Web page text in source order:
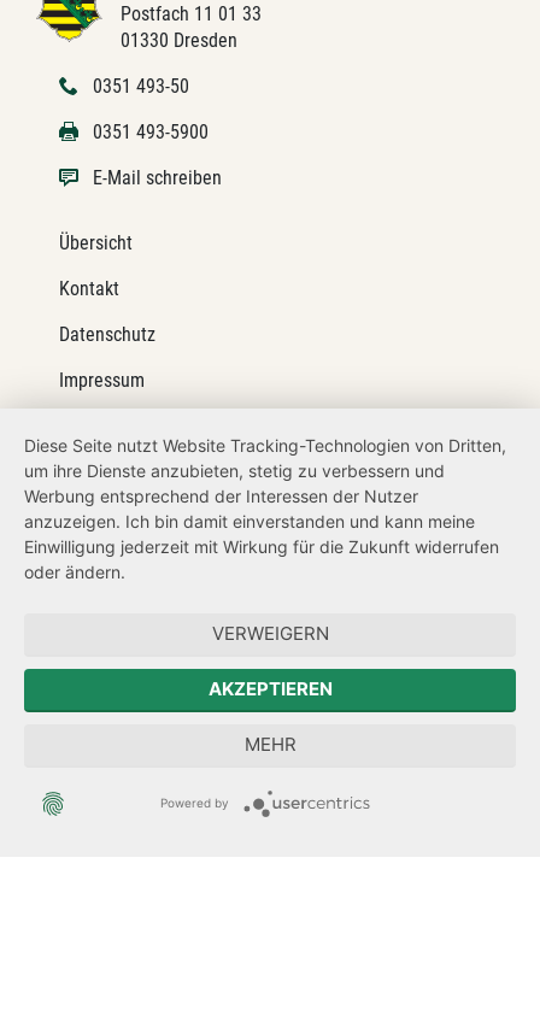
Postfach 11 01 33
01330 Dresden
0351 493-50
0351 493-5900
E-Mail schreiben
Übersicht
Kontakt
Datenschutz
Impressum
Netiquette
Transparenzanspruch
Hinweisgeberschutz
Forum Mitteleuropa
Der Sächsische Integrationsbeauftragte
Sächsische Landesbeauftragte zur Aufarbeitung der SED-
Diese Seite nutzt Website Tracking-Technologien von Dritten,
um ihre Dienste anzubieten, stetig zu verbessern und
Werbung entsprechend der Interessen der Nutzer
anzuzeigen. Ich bin damit einverstanden und kann meine
Einwilligung jederzeit mit Wirkung für die Zukunft widerrufen
oder ändern.
VERWEIGERN
AKZEPTIEREN
MEHR
Powered by